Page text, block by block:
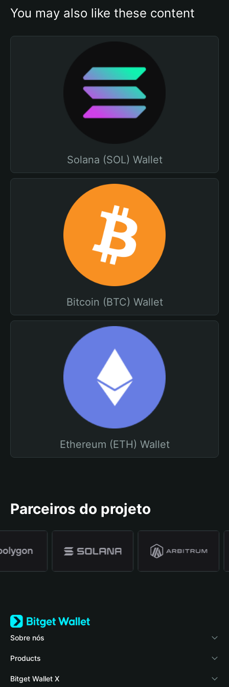
You may also like these content
Solana (SOL) Wallet
Bitcoin (BTC) Wallet
Ethereum (ETH) Wallet
Parceiros do projeto
Sobre nós
Bitget Wallet
Blog
Products
Crypto Card
Bitget Wallet X